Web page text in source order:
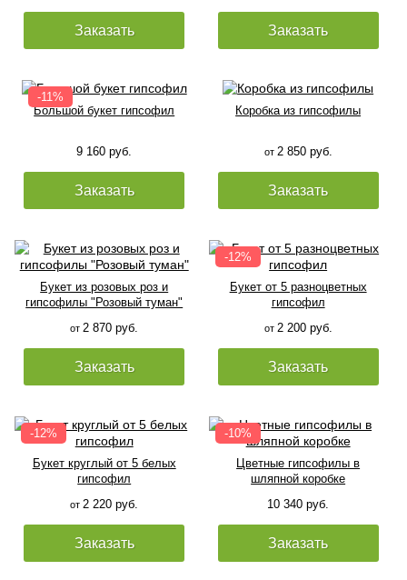
Заказать Заказать
Большой букет гипсофил
9 160 руб.
Заказать
Коробка из гипсофилы
от 2 850 руб.
Заказать
Букет из розовых роз и
гипсофилы "Розовый туман"
от 2 870 руб.
Заказать
Букет от 5 разноцветных
гипсофил
от 2 200 руб.
Заказать
Букет круглый от 5 белых
гипсофил
от 2 220 руб.
Заказать
Цветные гипсофилы в
шляпной коробке
10 340 руб.
Заказать